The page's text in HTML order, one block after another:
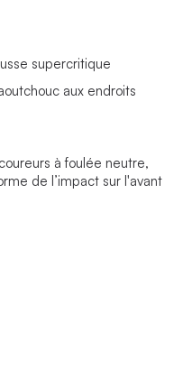
supercritique
aux endroits
à foulée neutre,
de l’impact sur l'avant